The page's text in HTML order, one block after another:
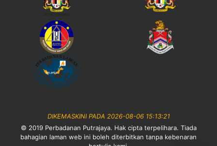
DIKEMASKINI PADA 2026-08-06 15:13:21
© 2019 Perbadanan Putrajaya. Hak cipta terpelihara. Tiada
bahagian laman web ini boleh diterbitkan tanpa kebenaran